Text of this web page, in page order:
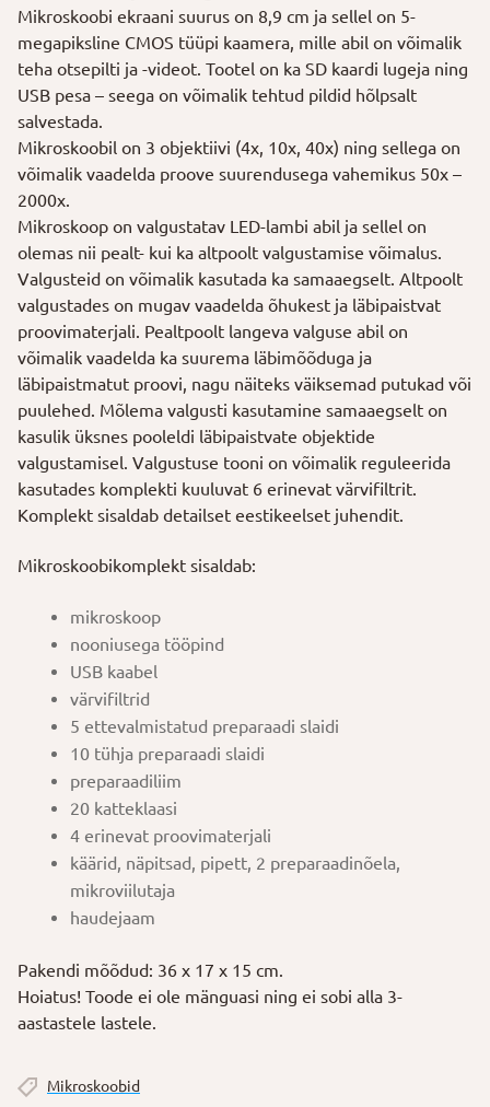
Mikroskoobi ekraani suurus on 8,9 cm ja sellel on 5-
megapiksline CMOS tüüpi kaamera, mille abil on võimalik
teha otsepilti ja -videot. Tootel on ka SD kaardi lugeja ning
USB pesa – seega on võimalik tehtud pildid hõlpsalt
salvestada.
Mikroskoobil on 3 objektiivi (4x, 10x, 40x) ning sellega on
võimalik vaadelda proove suurendusega vahemikus 50x –
2000x.
Mikroskoop on valgustatav LED-lambi abil ja sellel on
olemas nii pealt- kui ka altpoolt valgustamise võimalus.
Valgusteid on võimalik kasutada ka samaaegselt. Altpoolt
valgustades on mugav vaadelda õhukest ja läbipaistvat
proovimaterjali. Pealtpoolt langeva valguse abil on
võimalik vaadelda ka suurema läbimõõduga ja
läbipaistmatut proovi, nagu näiteks väiksemad putukad või
puulehed. Mõlema valgusti kasutamine samaaegselt on
kasulik üksnes pooleldi läbipaistvate objektide
valgustamisel. Valgustuse tooni on võimalik reguleerida
kasutades komplekti kuuluvat 6 erinevat värvifiltrit.
Komplekt sisaldab detailset eestikeelset juhendit.
Mikroskoobikomplekt sisaldab:
mikroskoop
nooniusega tööpind
USB kaabel
värvifiltrid
5 ettevalmistatud preparaadi slaidi
10 tühja preparaadi slaidi
preparaadiliim
20 katteklaasi
4 erinevat proovimaterjali
käärid, näpitsad, pipett, 2 preparaadinõela,
mikroviilutaja
haudejaam
Pakendi mõõdud: 36 x 17 x 15 cm.
Hoiatus! Toode ei ole mänguasi ning ei sobi alla 3-
aastastele lastele.
Mikroskoobid